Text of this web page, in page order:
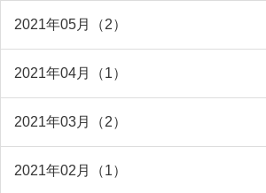
2021年05月（2）
2021年04月（1）
2021年03月（2）
2021年02月（1）